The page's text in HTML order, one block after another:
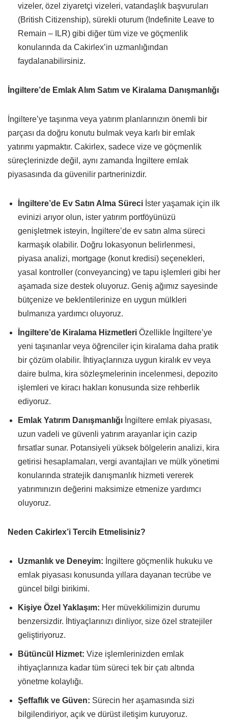
vizeler, özel ziyaretçi vizeleri, vatandaşlık başvuruları
(British Citizenship), sürekli oturum (Indefinite Leave to
Remain – ILR) gibi diğer tüm vize ve göçmenlik
konularında da Cakirlex’in uzmanlığından
faydalanabilirsiniz.
İngiltere’de Emlak Alım Satım ve Kiralama Danışmanlığı
İngiltere’ye taşınma veya yatırım planlarınızın önemli bir
parçası da doğru konutu bulmak veya karlı bir emlak
yatırımı yapmaktır. Cakirlex, sadece vize ve göçmenlik
süreçlerinizde değil, aynı zamanda İngiltere emlak
piyasasında da güvenilir partnerinizdir.
İngiltere’de Ev Satın Alma Süreci İster yaşamak için ilk
evinizi arıyor olun, ister yatırım portföyünüzü
genişletmek isteyin, İngiltere’de ev satın alma süreci
karmaşık olabilir. Doğru lokasyonun belirlenmesi,
piyasa analizi, mortgage (konut kredisi) seçenekleri,
yasal kontroller (conveyancing) ve tapu işlemleri gibi her
aşamada size destek oluyoruz. Geniş ağımız sayesinde
bütçenize ve beklentilerinize en uygun mülkleri
bulmanıza yardımcı oluyoruz.
İngiltere’de Kiralama Hizmetleri Özellikle İngiltere’ye
yeni taşınanlar veya öğrenciler için kiralama daha pratik
bir çözüm olabilir. İhtiyaçlarınıza uygun kiralık ev veya
daire bulma, kira sözleşmelerinin incelenmesi, depozito
işlemleri ve kiracı hakları konusunda size rehberlik
ediyoruz.
Emlak Yatırım Danışmanlığı İngiltere emlak piyasası,
uzun vadeli ve güvenli yatırım arayanlar için cazip
fırsatlar sunar. Potansiyeli yüksek bölgelerin analizi, kira
getirisi hesaplamaları, vergi avantajları ve mülk yönetimi
konularında stratejik danışmanlık hizmeti vererek
yatırımınızın değerini maksimize etmenize yardımcı
oluyoruz.
Neden Cakirlex’i Tercih Etmelisiniz?
Uzmanlık ve Deneyim: İngiltere göçmenlik hukuku ve
emlak piyasası konusunda yıllara dayanan tecrübe ve
güncel bilgi birikimi.
Kişiye Özel Yaklaşım: Her müvekkilimizin durumu
benzersizdir. İhtiyaçlarınızı dinliyor, size özel stratejiler
geliştiriyoruz.
Bütüncül Hizmet: Vize işlemlerinizden emlak
ihtiyaçlarınıza kadar tüm süreci tek bir çatı altında
yönetme kolaylığı.
Şeffaflık ve Güven: Sürecin her aşamasında sizi
bilgilendiriyor, açık ve dürüst iletişim kuruyoruz.